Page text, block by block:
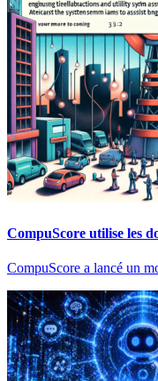
CompuScore utilise les
CompuScore a lancé un